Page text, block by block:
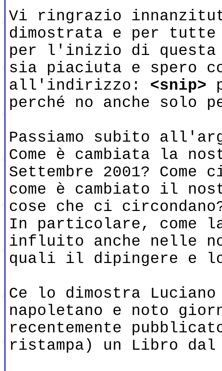
Vi ringrazio
dimostrata e per
per l'inizio di questa
sia piaciuta e spero
all'indirizzo: <snip>
perché no anche solo
Passiamo subito
Come è cambiata la
Settembre 2001?
come è cambiato il
cose che ci
In particolare, come
influito anche nelle
quali il dipingere e
Ce lo dimostra
napoletano e noto
recentemente
ristampa) un Libro